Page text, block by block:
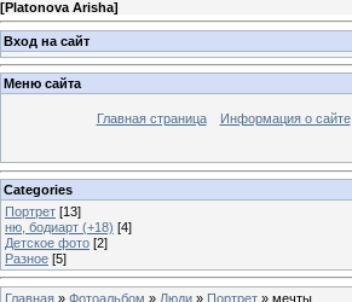
[Platonova Arisha]
Вход на сайт
Меню сайта
Главная страница Информация о сайте
Categories
Портрет [13]
ню, бодиарт (+18) [4]
Детское фото [2]
Разное [5]
Главная » Фотоальбом » Люди » Портрет » мечты